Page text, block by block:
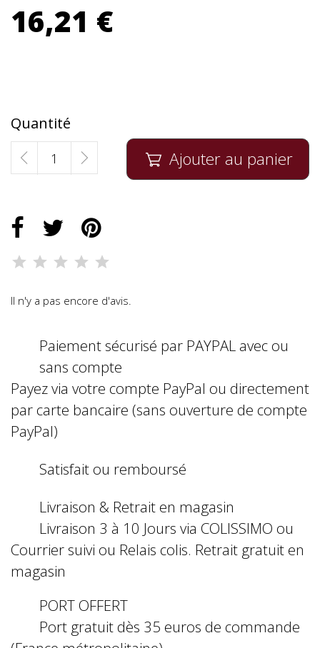
16,21 €
Quantité
 Ajouter au panier
Il n'y a pas encore d'avis.
Paiement sécurisé par PAYPAL avec ou
sans compte
Payez via votre compte PayPal ou directement
par carte bancaire (sans ouverture de compte
PayPal)
Satisfait ou remboursé
Livraison & Retrait en magasin
Livraison 3 à 10 Jours via COLISSIMO ou
Courrier suivi ou Relais colis. Retrait gratuit en
magasin
PORT OFFERT
Port gratuit dès 35 euros de commande